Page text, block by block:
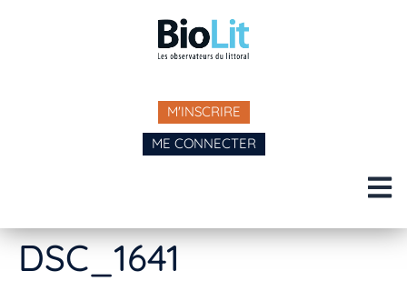
M'INSCRIRE
ME CONNECTER
DSC_1641